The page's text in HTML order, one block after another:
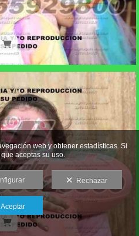
web y obtener estadísticas. Si
aceptas su uso.
Rechazar